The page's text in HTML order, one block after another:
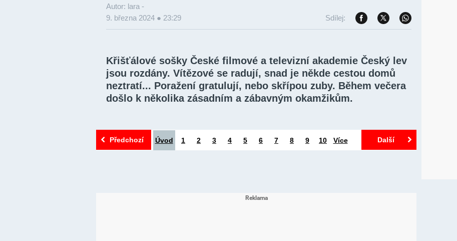
Autor: lara -
9. března 2024 ● 23:29
Sdílej:
Křišťálové sošky České filmové a televizní akademie Český lev
jsou rozdány. Vítězové se radují, snad je někde cestou domů
neztratí... Poražení gratulují, nebo skřípou zuby. Během večera
došlo k několika zásadním a zábavným okamžikům.
Předchozí Úvod 1 2 3 4 5 6 7 8 9 10 Více Další